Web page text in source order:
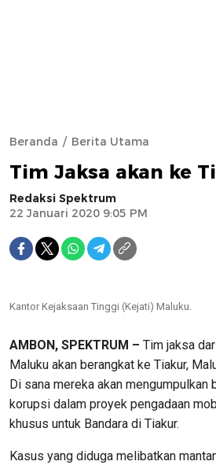
Beranda Berita Utama
Tim Jaksa akan ke
Redaksi Spektrum
22 Januari 2020 9:05 PM
Kantor Kejaksaan Tinggi (Kejati) Maluku.
AMBON, SPEKTRUM – Tim jaksa
Maluku akan berangkat ke Tiakur,
Di sana mereka akan mengumpulkan
korupsi dalam proyek pengadaan
khusus untuk Bandara di Tiakur.
Kasus yang diduga melibatkan